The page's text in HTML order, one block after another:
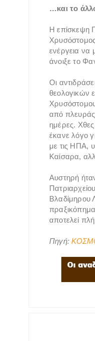
…και το
Η επίσκεψη
ενέργεια να
άνοιξε το
Οι
θεολογικών
από πλευράς
ημέρες.
έκανε λόγο
με τις ΗΠΑ,
Καίσαρα,
Αυστηρή
Βλαδίμηρου
αποτελεί
Πηγή: